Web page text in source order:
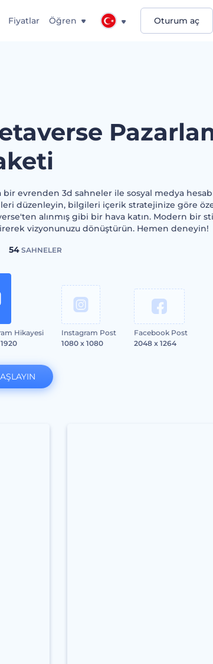
Fiyatlar Öğren Oturum aç
bir evrenden 3d sahneler ile sosyal medya
düzenleyin, bilgileri içerik stratejinize göre
alınmış gibi bir hava katın. Modern bir
vizyonunuzu dönüştürün. Hemen deneyin!
54SAHNELER
Hikayesi
Instagram Post
1080 x 1080
Facebook Post
2048 x 1264